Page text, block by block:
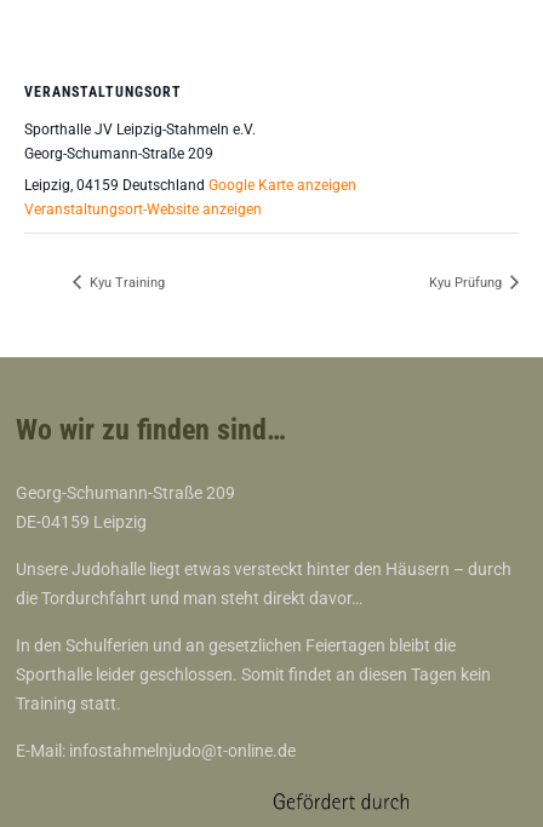
VERANSTALTUNGSORT
Sporthalle JV Leipzig-Stahmeln e.V.
Georg-Schumann-Straße 209
Leipzig, 04159 Deutschland Google Karte anzeigen
Veranstaltungsort-Website anzeigen
Kyu Training Kyu Prüfung
Wo wir zu finden sind…
Georg-Schumann-Straße 209
DE-04159 Leipzig
Unsere Judohalle liegt etwas versteckt hinter den Häusern – durch
die Tordurchfahrt und man steht direkt davor…
In den Schulferien und an gesetzlichen Feiertagen bleibt die
Sporthalle leider geschlossen. Somit findet an diesen Tagen kein
Training statt.
E-Mail: infostahmelnjudo@t-online.de